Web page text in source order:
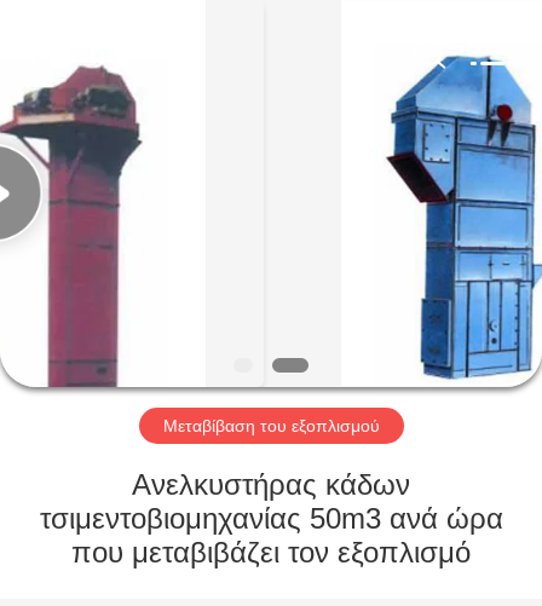
ΣΠΊΤΙ
ΠΡΟΪΌΝΤΑ
VR
ΠΑΡΟΥΣΙΆΣΤΕ
ΠΕΡΊΠΟΥ
ΕΜΕΊΣ
Developed
ECER
Μεταβίβαση του εξοπλισμού
Ανελκυστήρας κάδων
τσιμεντοβιομηχανίας 50m3 ανά ώρα
που μεταβιβάζει τον εξοπλισμό